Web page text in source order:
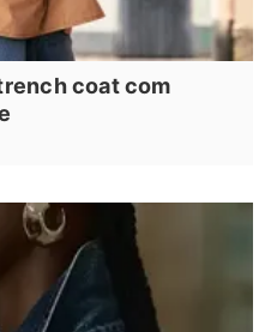
coat com